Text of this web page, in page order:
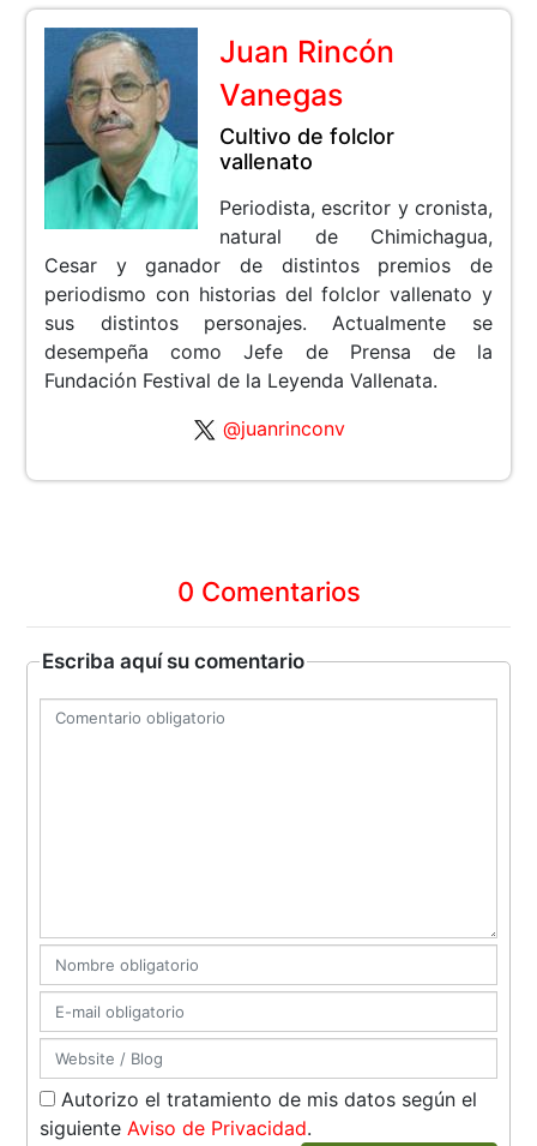
Juan Rincón
Vanegas
Cultivo de folclor
vallenato
Periodista, escritor y cronista,
natural de Chimichagua,
Cesar y ganador de distintos premios de
periodismo con historias del folclor vallenato y
sus distintos personajes. Actualmente se
desempeña como Jefe de Prensa de la
Fundación Festival de la Leyenda Vallenata.
@juanrinconv
0 Comentarios
Escriba aquí su comentario
Autorizo el tratamiento de mis datos según el
siguiente Aviso de Privacidad.